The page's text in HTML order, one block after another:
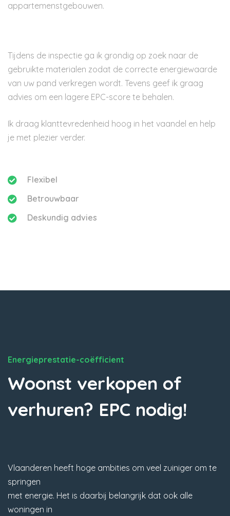
appartemenstgebouwen.
Tijdens de inspectie ga ik grondig op zoek naar de
gebruikte materialen zodat de correcte energiewaarde
van uw pand verkregen wordt. Tevens geef ik graag
advies om een lagere EPC-score te behalen.
Ik draag klanttevredenheid hoog in het vaandel en help
je met plezier verder.
Flexibel
Betrouwbaar
Deskundig advies
Energieprestatie-coëfficient
Woonst verkopen of
verhuren? EPC nodig!
Vlaanderen heeft hoge ambities om veel zuiniger om te
springen
met energie. Het is daarbij belangrijk dat ook alle
woningen in